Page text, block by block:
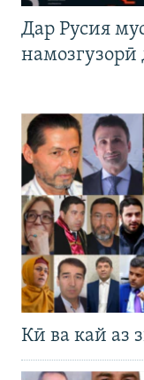
Дар Русия
намозгузорӣ
Кӣ ва кай аз